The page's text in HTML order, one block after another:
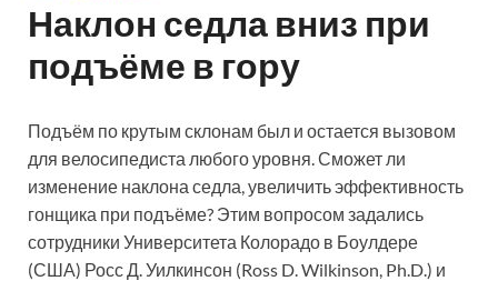
Наклон седла вниз при
подъёме в гору
Подъём по крутым склонам был и остается вызовом
для велосипедиста любого уровня. Сможет ли
изменение наклона седла, увеличить эффективность
гонщика при подъёме? Этим вопросом задались
сотрудники Университета Колорадо в Боулдере
(США) Росс Д. Уилкинсон (Ross D. Wilkinson, Ph.D.) и